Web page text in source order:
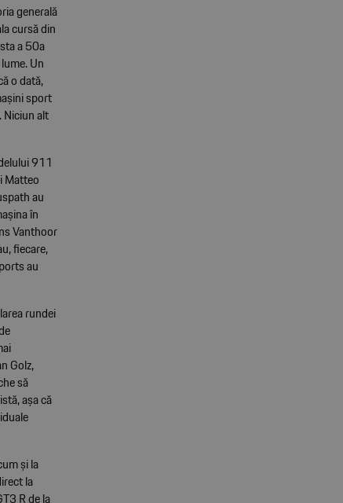
generală
cursă din
a 50a
Un
o dată,
sport
Niciun alt
911
Matteo
au
în
Vanthoor
fiecare,
au
rundei
Golz,
să
așa că
și la
la
R de la